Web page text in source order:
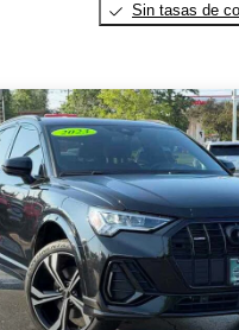
Sin tasas de